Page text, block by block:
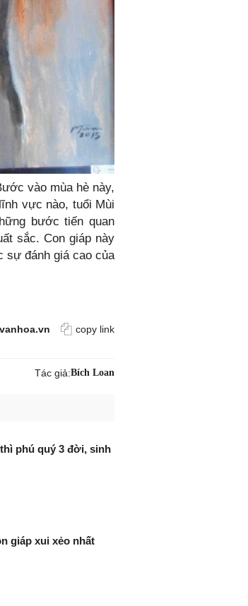
vào mùa hè này,
vực nào, tuổi Mùi
bước tiến quan
sắc. Con giáp này
sự đánh giá cao của
copy link
Tác giả:Bích Loan
phú quý 3 đời, sinh
giáp xui xẻo nhất